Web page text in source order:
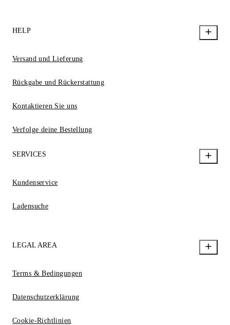
HELP
Versand und Lieferung
Rückgabe und Rückerstattung
Kontaktieren Sie uns
Verfolge deine Bestellung
SERVICES
Kundenservice
Ladensuche
LEGAL AREA
Terms & Bedingungen
Datenschutzerklärung
Cookie-Richtlinien